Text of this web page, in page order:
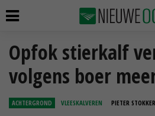
Opfok stierkalf
volgens boer
ACHTERGROND VLEESKALVEREN PIETER